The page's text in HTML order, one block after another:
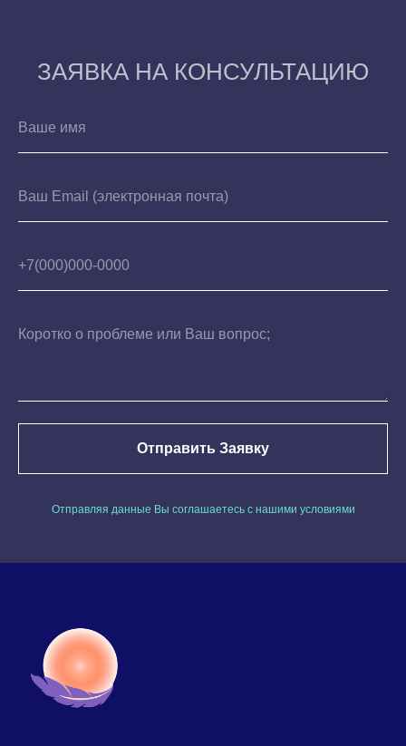
ЗАЯВКА НА КОНСУЛЬТАЦИЮ
Ваше имя
Ваш Email (электронная почта)
+7(000)000-0000
Коротко о проблеме или Ваш вопрос;
Отправить Заявку
Отправляя данные Вы соглашаетесь с нашими условиями